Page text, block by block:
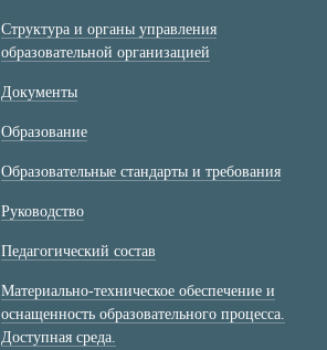
Структура и органы управления
образовательной организацией
Документы
Образование
Образовательные стандарты и требования
Руководство
Педагогический состав
Материально-техническое обеспечение и
оснащенность образовательного процесса.
Доступная среда.